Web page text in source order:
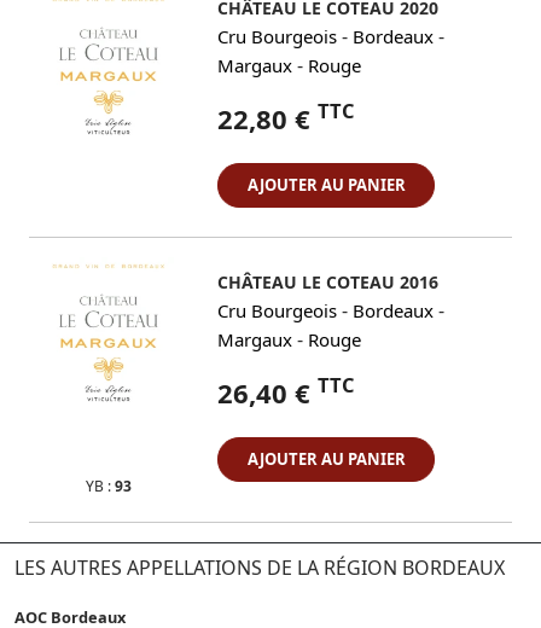
CHÂTEAU LE COTEAU 2020
Cru Bourgeois - Bordeaux -
Margaux - Rouge
22,80 € TTC
AJOUTER AU PANIER
YB :93
CHÂTEAU LE COTEAU 2016
Cru Bourgeois - Bordeaux -
Margaux - Rouge
26,40 € TTC
AJOUTER AU PANIER
LES AUTRES APPELLATIONS DE LA RÉGION BORDEAUX
AOC Bordeaux